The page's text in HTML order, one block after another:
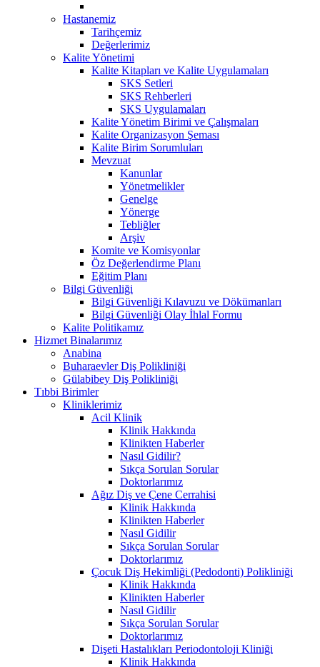
Hastanemiz
Tarihçemiz
Değerlerimiz
Kalite Yönetimi
Kalite Kitapları ve Kalite Uygulamaları
SKS Setleri
SKS Rehberleri
SKS Uygulamaları
Kalite Yönetim Birimi ve Çalışmaları
Kalite Organizasyon Şeması
Kalite Birim Sorumluları
Mevzuat
Kanunlar
Yönetmelikler
Genelge
Yönerge
Tebliğler
Arşiv
Komite ve Komisyonlar
Öz Değerlendirme Planı
Eğitim Planı
Bilgi Güvenliği
Bilgi Güvenliği Kılavuzu ve Dökümanları
Bilgi Güvenliği Olay İhlal Formu
Kalite Politikamız
Hizmet Binalarımız
Anabina
Buharaevler Diş Polikliniği
Gülabibey Diş Polikliniği
Tıbbi Birimler
Kliniklerimiz
Acil Klinik
Klinik Hakkında
Klinikten Haberler
Nasıl Gidilir?
Sıkça Sorulan Sorular
Doktorlarımız
Ağız Diş ve Çene Cerrahisi
Klinik Hakkında
Klinikten Haberler
Nasıl Gidilir
Sıkça Sorulan Sorular
Doktorlarımız
Çocuk Diş Hekimliği (Pedodonti) Polikliniği
Klinik Hakkında
Klinikten Haberler
Nasıl Gidilir
Sıkça Sorulan Sorular
Doktorlarımız
Dişeti Hastalıkları Periodontoloji Kliniği
Klinik Hakkında